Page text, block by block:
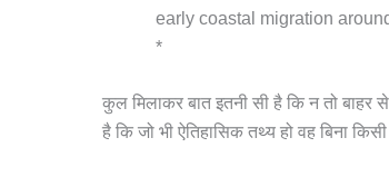
early coastal migration
*
कुल मिलाकर बात इतनी सी है कि न तो बाहर
है कि जो भी ऐतिहासिक तथ्य हो वह बिना